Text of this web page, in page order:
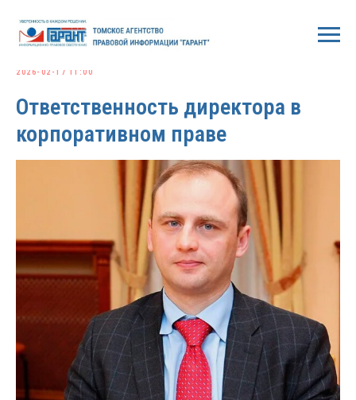
2026-02-17 11:00
Ответственность директора в
корпоративном праве